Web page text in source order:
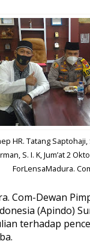
HR. Tatang
S. I. K, Jum’at 2
ForLensaMadura.
Com-Dewan
(Apindo)
terhadap